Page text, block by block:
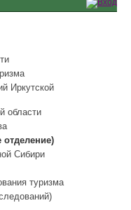
Иркутской
области
Сибири
туризма